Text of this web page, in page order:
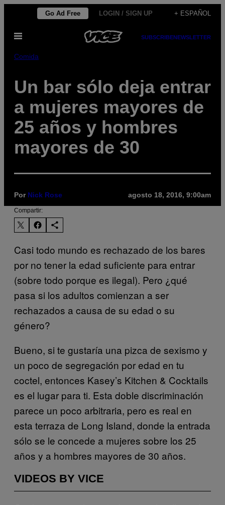
contenido
Go Ad Free LOGIN / SIGN UP + ESPAÑOL
Abrir
SUBSCRIBENEWSLETTER
Comida
Un bar sólo deja entrar
a mujeres mayores de
25 años y hombres
mayores de 30
Por Nick Rose agosto 18, 2016, 9:00am
Compartir:
Casi todo mundo es rechazado de los bares
por no tener la edad suficiente para entrar
(sobre todo porque es ilegal). Pero ¿qué
pasa si los adultos comienzan a ser
rechazados a causa de su edad o su
género?
Bueno, si te gustaría una pizca de sexismo y
un poco de segregación por edad en tu
coctel, entonces Kasey’s Kitchen & Cocktails
es el lugar para ti. Esta doble discriminación
parece un poco arbitraria, pero es real en
esta terraza de Long Island, donde la entrada
sólo se le concede a mujeres sobre los 25
años y a hombres mayores de 30 años.
VIDEOS BY VICE